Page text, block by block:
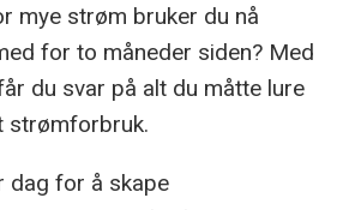
mye strøm bruker du nå
for to måneder siden? Med
du svar på alt du måtte lure
strømforbruk.
dag for å skape